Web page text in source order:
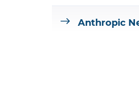
Anthropic